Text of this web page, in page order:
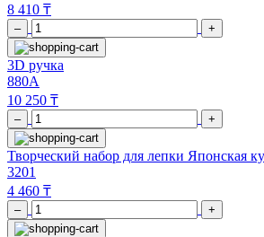
8 410 ₸
– +
3D ручка
880A
10 250 ₸
– +
Творческий набор для лепки Японская
3201
4 460 ₸
– +